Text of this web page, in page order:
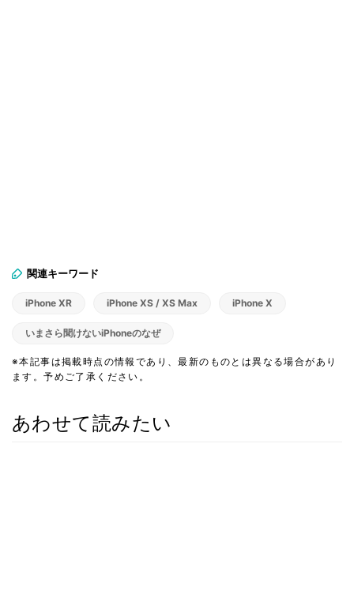
関連キーワード
iPhone XR iPhone XS / XS Max iPhone X
いまさら聞けないiPhoneのなぜ
※本記事は掲載時点の情報であり、最新のものとは異なる場合があり
ます。予めご了承ください。
あわせて読みたい